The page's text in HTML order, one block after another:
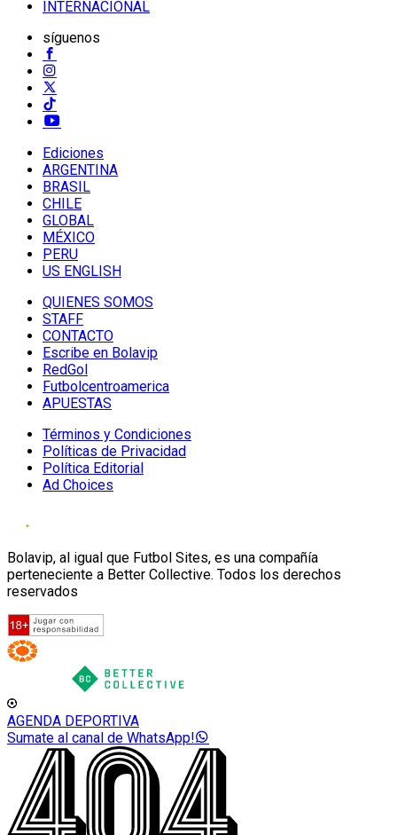
INTERNACIONAL
síguenos
Ediciones
ARGENTINA
BRASIL
CHILE
GLOBAL
MÉXICO
PERU
US ENGLISH
QUIENES SOMOS
STAFF
CONTACTO
Escribe en Bolavip
RedGol
Futbolcentroamerica
APUESTAS
Términos y Condiciones
Políticas de Privacidad
Política Editorial
Ad Choices
Bolavip, al igual que Futbol Sites, es una compañía
perteneciente a Better Collective. Todos los derechos
reservados
AGENDA DEPORTIVA
Sumate al canal de WhatsApp!